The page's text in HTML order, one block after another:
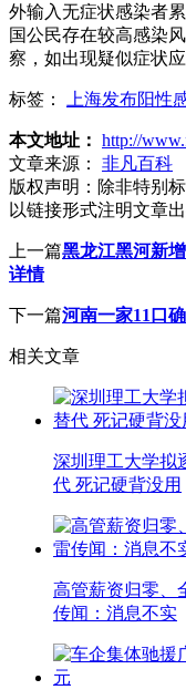
外输入无症状感染者
国公民存在较高感染
察，如出现疑似症状
标签： 上海发布阳性
本文地址： http://
文章来源：
非凡百科
版权声明： 除非特别
以链接形式注明文章出
上一篇黑龙江黑河新
详情
下一篇河南一家11口
相关文章
深圳理工大学拟
代 死记硬背没用
高管薪资归零、
传闻：消息不实